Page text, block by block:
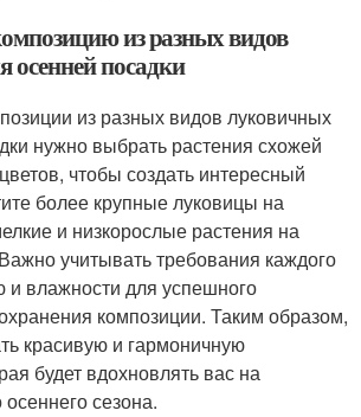
из разных видов
осенней посадки
из разных видов луковичных
нужно выбрать растения схожей
чтобы создать интересный
более крупные луковицы на
и низкорослые растения на
учитывать требования каждого
влажности для успешного
композиции. Таким образом,
красивую и гармоничную
будет вдохновлять вас на
сезона.